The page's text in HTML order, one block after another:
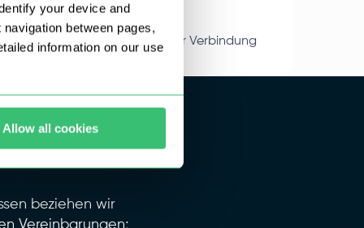
your device and
between pages,
information on our use
Allow all cookies
Uptime
Residential-IPs mit stabiler Verbindung
beziehen wir
Vereinbarungen;